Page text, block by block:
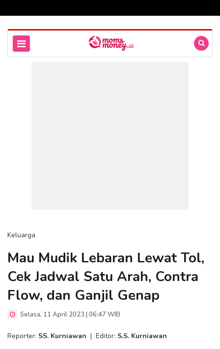
Keluarga
Mau Mudik Lebaran Lewat Tol,
Cek Jadwal Satu Arah, Contra
Flow, dan Ganjil Genap
Selasa, 11 April 2023 | 06:47 WIB
Reporter: SS. Kurniawan | Editor: S.S. Kurniawan